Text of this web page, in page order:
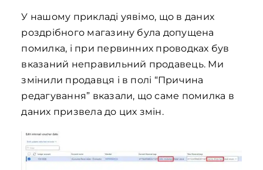
У нашому прикладі уявімо, що в даних
роздрібного магазину була допущена
помилка, і при первинних проводках був
вказаний неправильний продавець. Ми
змінили продавця і в полі “Причина
редагування” вказали, що саме помилка в
даних призвела до цих змін.